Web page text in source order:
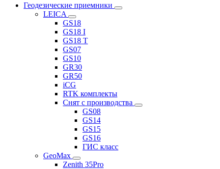
Геодезические приемники
LEICA
GS18
GS18 I
GS18 T
GS07
GS10
GR30
GR50
iCG
RTK комплекты
Снят с производства
GS08
GS14
GS15
GS16
ГИС класс
GeoMax
Zenith 35Pro